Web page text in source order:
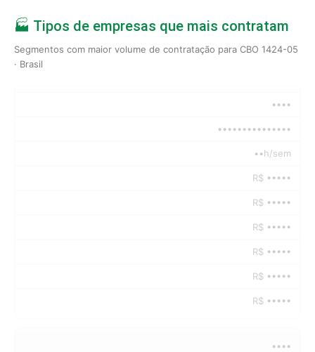
🏭 Tipos de empresas que mais contratam
Segmentos com maior volume de contratação para CBO 1424-05
· Brasil
••••
•••••••••••••••
••h/sem
R$ •••••
R$ •••••
R$ •••••
R$ •••••
R$ •••••
R$ •••••
••••